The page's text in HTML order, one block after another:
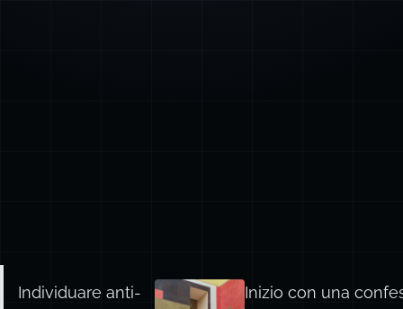
Individuare anti-
Inizio con una